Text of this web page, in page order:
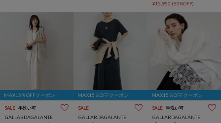
¥15,950 (50%OFF)
MAX15％OFFクーポン
SALE 手洗い可
GALLARDAGALANTE
MAX15％OFFクーポン
SALE
GALLARDAGALANTE
MAX15％OFFクーポン
SALE 手洗い可
GALLARDAGALANTE